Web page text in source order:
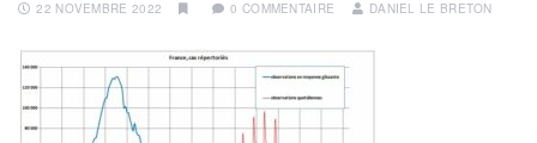
22 NOVEMBRE 2022 0 COMMENTAIRE DANIEL LE BRETON